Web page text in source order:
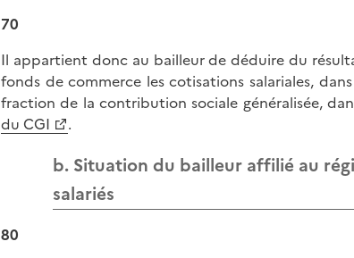
70
Il appartient donc au bailleur de déduire du
fonds de commerce les cotisations salariales,
fraction de la contribution sociale généralisée,
du CGI
.
b. Situation du bailleur affilié au
salariés
80